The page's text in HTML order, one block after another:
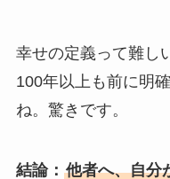
幸せの定義って難し
100年以上も前に明
ね。驚きです。
結論： 他者へ、自分